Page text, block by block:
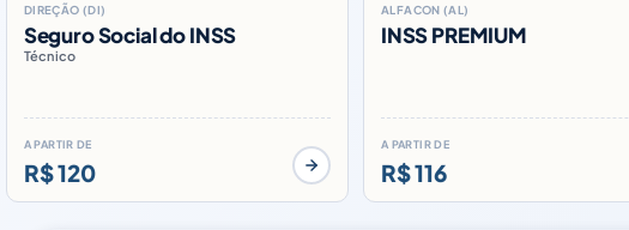
DIREÇÃO (DI)
Seguro Social do INSS
Técnico
A PARTIR DE
R$ 120
ALFACON (AL)
INSS PREMIUM
A PARTIR DE
R$ 116